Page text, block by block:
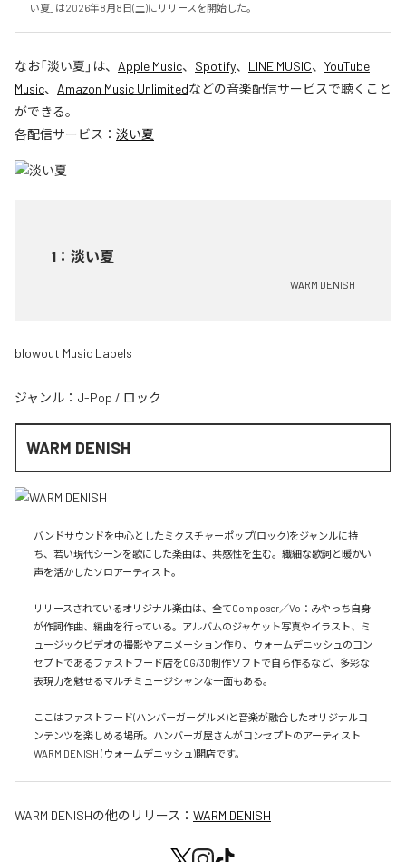
い夏」は2026年8月8日(土)にリリースを開始した。
なお「淡い夏 」は、 Apple Music、 Spotify、 LINE MUSIC、 YouTube
Music、 Amazon Music Unlimitedなどの音楽配信サービスで聴くこと
ができる。
各配信サービス： 淡い夏
1 ： 淡い夏
WARM DENISH
blowout Music Labels
ジャンル： J-Pop / ロック
WARM DENISH
バンドサウンドを中心としたミクスチャーポップ(ロック)をジャンルに持
ち、若い現代シーンを歌にした楽曲は、共感性を生む。繊細な歌詞と暖かい
声を活かしたソロアーティスト。
リリースされているオリジナル楽曲は、全てComposer／Vo：みやっち自身
が作詞作曲、編曲を行っている。アルバムのジャケット写真やイラスト、ミ
ュージックビデオの撮影やアニメーション作り、ウォームデニッシュのコン
セプトであるファストフード店をCG/3D制作ソフトで自ら作るなど、多彩な
表現力を魅せるマルチミュージシャンな一面もある。
ここはファストフード(ハンバーガーグルメ)と音楽が融合したオリジナルコ
ンテンツを楽しめる場所。ハンバーガ屋さんがコンセプトのアーティスト
WARM DENISH (ウォームデニッシュ)開店です。
WARM DENISHの他のリリース： WARM DENISH